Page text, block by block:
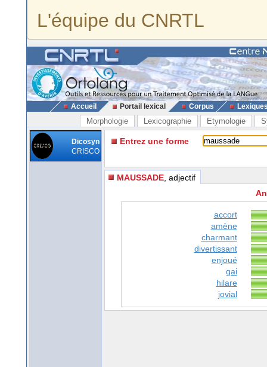
L'équipe du CNRTL
Accueil Portail lexical Corpus
Morphologie Lexicographie Etymologie
Dicosyn
CRISCO
Entrez une forme
MAUSSADE , adjectif
accort
amène
charmant
divertissant
enjoué
gai
hilare
jovial